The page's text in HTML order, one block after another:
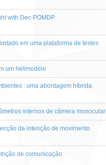
with Dec-POMDP
em uma plataforma de testes
um helimodelo
: uma abordagem híbrida
internos de câmera monocular
da intenção de movimento
de comunicação